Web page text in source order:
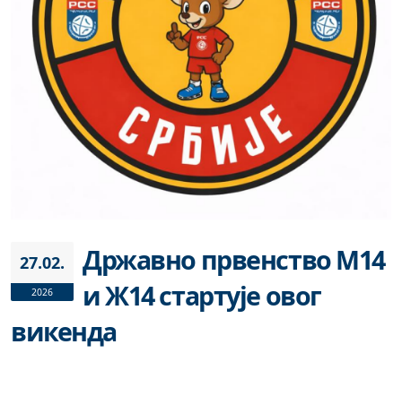
27.02.
2026
Државно првенство М14
и Ж14 стартује овог
викенда